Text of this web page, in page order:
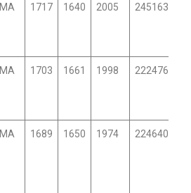
MA 1717 1640 2005 24516392
MA 1703 1661 1998 22247670
MA 1689 1650 1974 2246406